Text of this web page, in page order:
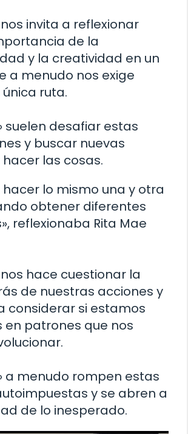
invita a reflexionar
de la
y la creatividad en un
a menudo nos exige
ruta.
suelen desafiar estas
y buscar nuevas
las cosas.
hacer lo mismo una y otra
obtener diferentes
reflexionaba Rita Mae
hace cuestionar la
de nuestras acciones y
considerar si estamos
patrones que nos
a menudo rompen estas
y se abren a
de lo inesperado.